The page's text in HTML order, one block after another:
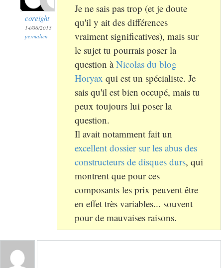
coreight
14/06/2015
permalien
Je ne sais pas trop (et je doute
qu'il y ait des différences
vraiment significatives), mais sur
le sujet tu pourrais poser la
question àNicolas du blog
Horyax qui est un spécialiste. Je
sais qu'il est bien occupé, mais tu
peux toujours lui poser la
question.
Il avait notamment fait un
excellent dossier sur les abus des
constructeurs de disques durs, qui
montrent que pour ces
composants les prix peuvent être
en effet très variables... souvent
pour de mauvaises raisons.